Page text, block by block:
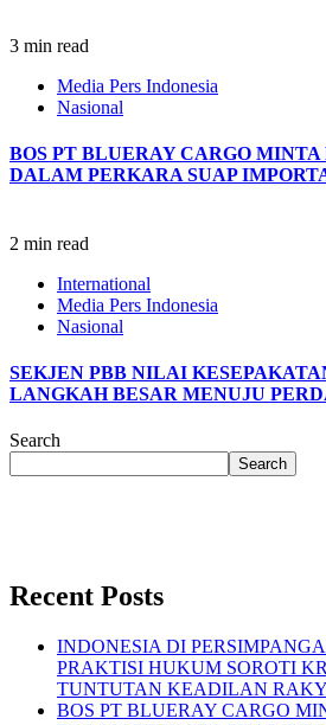
3 min read
Media Pers Indonesia
Nasional
BOS PT BLUERAY CARGO
DALAM PERKARA SUAP
2 min read
International
Media Pers Indonesia
Nasional
SEKJEN PBB NILAI
LANGKAH BESAR MENUJU
Search
Search
Recent Posts
INDONESIA DI
PRAKTISI HUKUM SOROTI
TUNTUTAN KEADILAN
BOS PT BLUERAY CARGO